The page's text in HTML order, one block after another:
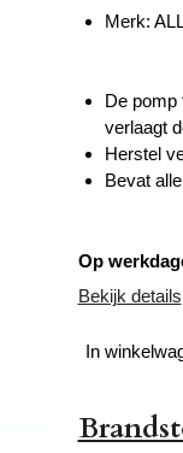
Merk:
De pomp
verlaagt
Herstel
Bevat
Op
Bekijk details
In